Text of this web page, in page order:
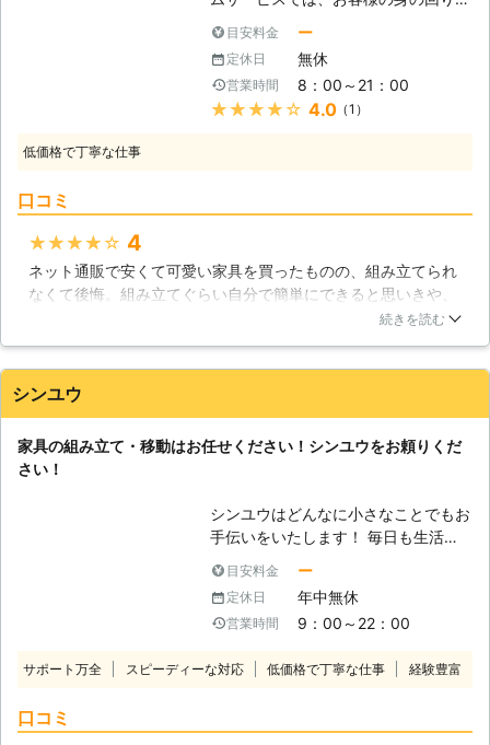
でも安心です。 【冷蔵庫も移動させ
ます】 人の背丈も無い小さな冷蔵庫
ならば移動させられても、一般的な冷
蔵庫は大きいうえ非常に重く、皆さん
では移動をさせられないことが多くな
しております。1人では難しいけれ
ど、2人ならサッとできる事がたくさ
んあります。家具の組立や移動もその
ひとつです。ただ、ご家族と離れて暮
最近は安価で色々な種類の家具が販売
されています。大きな本棚などはご自
宅にぴったりの幅や高さを選んで、ス
ペースを有効活用できるタイプのもの
も多くなってきました。そして、それ
家具は1人での組立が非常に難しい作
業となります。構造自体は簡単にでき
を回している間、板を固定するなどの
手が必要なのです。せっかく気に入っ
た家具なのに、組み立てられないから
あきらめてしまうのはもったいないで
すよね。そんな時はぜひ当社がお助け
に参ります。これまでの家具組み立て
てます。 【家具の移動は慎重に】 タ
て移動させることは可能かもしれませ
目安料金 ー
定休日 無休
営業時間 8：00～21：00
★★★★★ 4.0（1）
低価格で丁寧な仕事
口コミ
★★★★★ 4
ネット通販で安くて可愛い家具を買ったものの、組み立てられ
なくて後悔。組み立てぐらい自分で簡単にできると思いきや、
大きな家具はパーツも重いし、何度もネジを回すのも腕が疲れ
って、私があんなに苦労したのは何だったのと思うぐらい手早
く組み立ててもらえました。仕上がった家具を置く場所が後か
思いましたが、ちゃんと言わなかった私も悪いので仕方ないで
すね。
2016年11月30日
続きを読む
シンユウ
家具の組み立て・移動はお任せください！シンユウをお頼りくだ
さい！
シンユウはどんなに小さなことでもお
手伝いをいたします！ 毎日も生活の
き、ありませんか？ 体を動かせない
ときの買い物や、一人暮らしの家具移
動、テレビや電気機器の設置方法がわ
とが手に負えない……などなど。 そん
目安料金 ー
定休日 年中無休
営業時間 9：00～22：00
サポート万全 スピーディーな対応 低価格で丁寧な仕事 経験豊富
口コミ